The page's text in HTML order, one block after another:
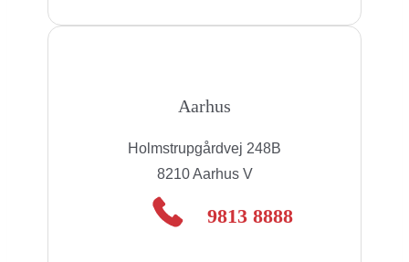
Aarhus
Holmstrupgårdvej 248B
8210 Aarhus V
9813 8888